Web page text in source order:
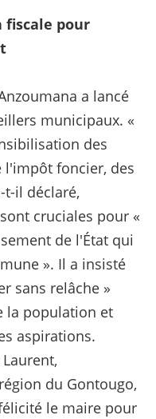
fiscale pour
a lancé
municipaux. «
des
foncier, des
t-il déclaré,
cruciales pour «
de l'État qui
». Il a insisté
sans relâche »
la population et
aspirations.
du Gontougo,
le maire pour